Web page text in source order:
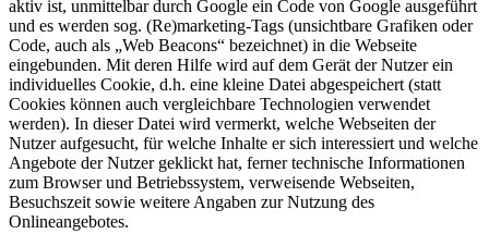
aktiv ist, unmittelbar durch Google ein Code von Google ausgeführt
und es werden sog. (Re)marketing-Tags (unsichtbare Grafiken oder
Code, auch als „Web Beacons“ bezeichnet) in die Webseite
eingebunden. Mit deren Hilfe wird auf dem Gerät der Nutzer ein
individuelles Cookie, d.h. eine kleine Datei abgespeichert (statt
Cookies können auch vergleichbare Technologien verwendet
werden). In dieser Datei wird vermerkt, welche Webseiten der
Nutzer aufgesucht, für welche Inhalte er sich interessiert und welche
Angebote der Nutzer geklickt hat, ferner technische Informationen
zum Browser und Betriebssystem, verweisende Webseiten,
Besuchszeit sowie weitere Angaben zur Nutzung des
Onlineangebotes.